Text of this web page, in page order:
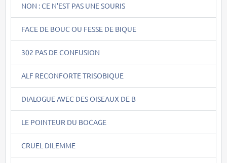
NON : CE N'EST PAS UNE SOURIS
FACE DE BOUC OU FESSE DE BIQUE
302 PAS DE CONFUSION
ALF RECONFORTE TRISOBIQUE
DIALOGUE AVEC DES OISEAUX DE B
LE POINTEUR DU BOCAGE
CRUEL DILEMME